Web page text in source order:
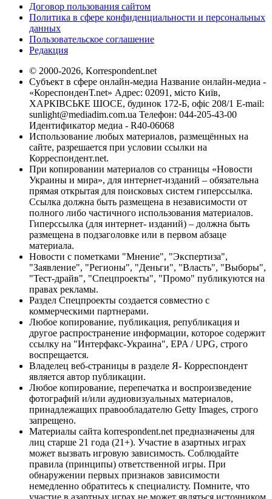
Договор пользования сайтом
Политика в сфере конфиденциальности и персональных
данных
Пользовательское соглашение
Редакция
© 2000-2026, Korrespondent.net
Субъект в сфере онлайн-медиа Название онлайн-медиа -
«КореспонденТ.net» Адрес: 02091, місто Київ,
ХАРКІВСЬКЕ ШОСЕ, будинок 172-Б, офіс 208/1 E-mail:
sunlight@mediadim.com.ua Телефон: 044-205-43-00
Идентификатор медиа - R40-06068
Использование любых материалов, размещённых на
сайте, разрешается при условии ссылки на
Корреспондент.net.
При копировании материалов со страницы «Новости
Украины и мира», для интернет-изданий – обязательна
прямая открытая для поисковых систем гиперссылка.
Ссылка должна быть размещена в независимости от
полного либо частичного использования материалов.
Гиперссылка (для интернет- изданий) – должна быть
размещена в подзаголовке или в первом абзаце
материала.
Новости с пометками "Мнение", "Экспертиза",
"Заявление", "Регионы", "Деньги", "Власть", "Выборы",
"Тест-драйв", "Спецпроекты", "Промо" публикуются на
правах рекламы.
Раздел Спецпроекты создается совместно с
коммерческими партнерами.
Любое копирование, публикация, републикация и
другое распространение информации, которое содержит
ссылку на "Интерфакс-Украина", EPA / UPG, строго
воспрещается.
Владелец веб-страницы в разделе Я- Корреспондент
является автор публикации.
Любое копирование, перепечатка и воспроизведение
фотографий и/или аудиовизуальных материалов,
принадлежащих правообладателю Getty Images, строго
запрещено.
Материалы сайта korrespondent.net предназначены для
лиц старше 21 года (21+). Участие в азартных играх
может вызвать игровую зависимость. Соблюдайте
правила (принципы) ответственной игры. При
обнаружении первых признаков зависимости
немедленно обратитесь к специалисту. Помните, что
участие в азартных играх не может являться источником